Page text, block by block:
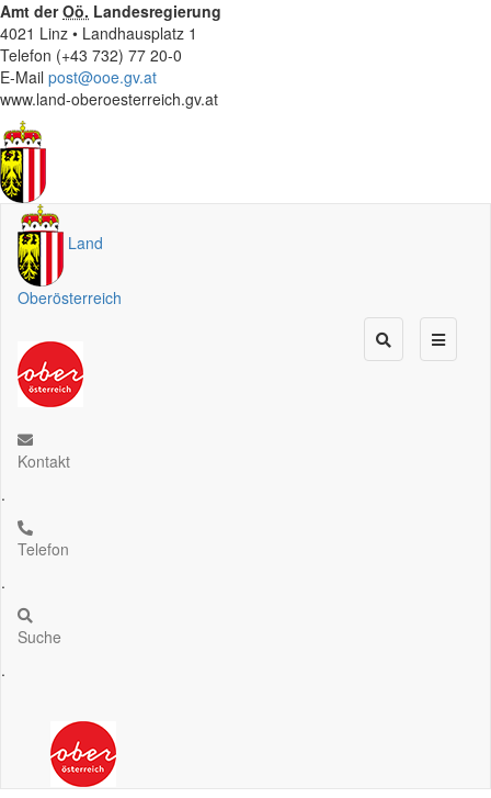
Amt derOö. Landesregierung
4021 Linz • Landhausplatz 1
Telefon (+43 732) 77 20-0
E-Mail post@ooe.gv.at
www.land-oberoesterreich.gv.at
Land
Oberösterreich
Kontakt
.
Telefon
.
Suche
.